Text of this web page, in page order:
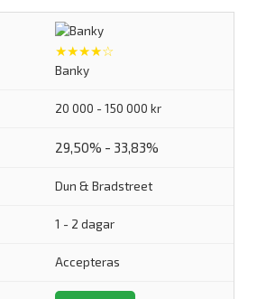
★★★★☆
Banky
20 000 - 150 000 kr
29,50% - 33,83%
Dun & Bradstreet
1 - 2 dagar
Accepteras